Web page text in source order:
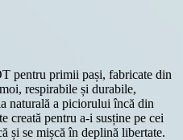
pentru primii pași, fabricate din
respirabile și durabile,
naturală a piciorului încă din
creată pentru a-i susține pe cei
și se mișcă în deplină libertate.